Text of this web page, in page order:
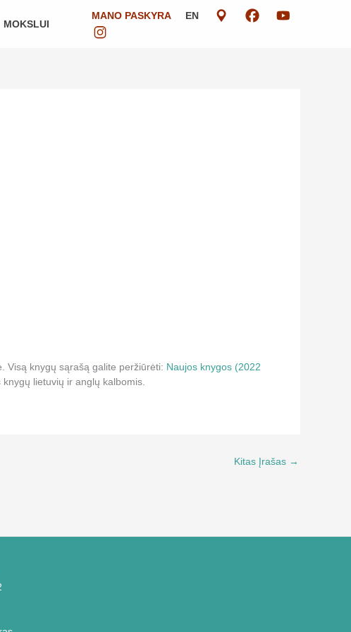
MOKSLUI
MANO PASKYRA EN
Visą knygų sąrašą galite peržiūrėti: Naujos knygos (2022
lietuvių ir anglų kalbomis.
Kitas Įrašas →